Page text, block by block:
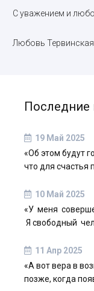
С уважением и
Любовь
Последние
19 Май 2025
«Об этом будут
что для счастья
10 Май 2025
«У меня
Я свободный
11 Апр 2025
«А вот вера в
позже, когда